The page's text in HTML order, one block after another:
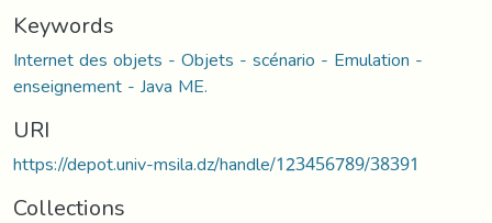
Keywords
Internet des objets - Objets - scénario - Emulation -
enseignement - Java ME.
URI
https://depot.univ-msila.dz/handle/123456789/38391
Collections